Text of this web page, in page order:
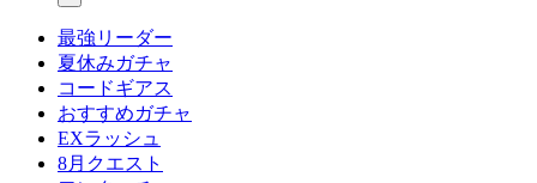
最強リーダー
夏休みガチャ
コードギアス
おすすめガチャ
EXラッシュ
8月クエスト